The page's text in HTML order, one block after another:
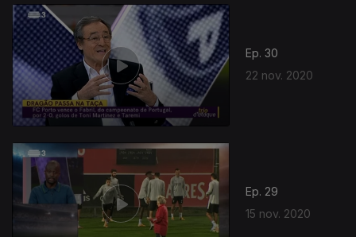
Ep. 30
22 nov. 2020
Ep. 29
15 nov. 2020